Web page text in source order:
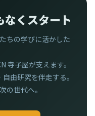
くスタート
ちの学びに活かした
寺子屋が支えます。
由研究を伴走する。
の世代へ。